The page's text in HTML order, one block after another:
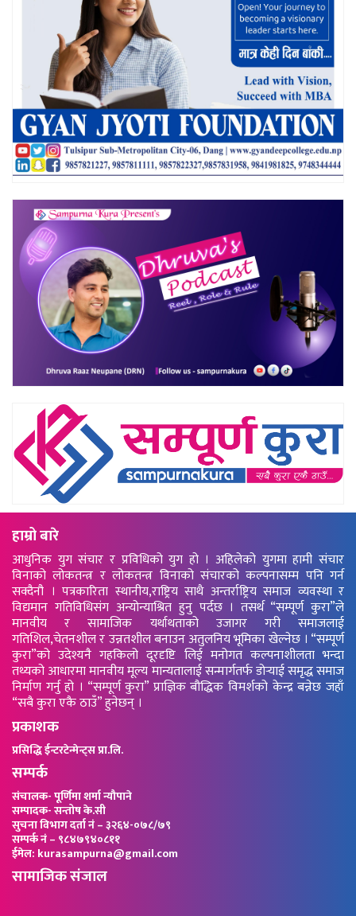
हाम्रो बारे
आधुनिक युग संचार र प्रविधिको युग हो । अहिलेको युगमा हामी संचार
विनाको लोकतन्त्र र लोकतन्त्र विनाको संचारको कल्पनासम्म पनि गर्न
सक्दैनौ । पत्रकारिता स्थानीय,राष्ट्रिय साथै अन्तर्राष्ट्रिय समाज व्यवस्था र
विद्यमान गतिविधिसंग अन्योन्याश्रित हुनु पर्दछ । तसर्थ “सम्पूर्ण कुरा”ले
मानवीय र सामाजिक यर्थाथताको उजागर गरी समाजलाई
गतिशिल,चेतनशील र उन्नतशील बनाउन अतुलनिय भूमिका खेल्नेछ । “सम्पूर्ण
कुरा”को उदेश्यनै गहकिलो दूरदृष्टि लिई मनोगत कल्पनाशीलता भन्दा
तथ्यको आधारमा मानवीय मूल्य मान्यतालाई सन्मार्गतर्फ डोर्‍याई समृद्ध समाज
निर्माण गर्नु हो । “सम्पूर्ण कुरा” प्राज्ञिक बौद्धिक विमर्शको केन्द्र बन्नेछ जहाँ
“सबै कुरा एकै ठाउँ” हुनेछन् ।
प्रकाशक
प्रसिद्धि ईन्टरटेन्मेन्ट्स प्रा.लि.
सम्पर्क
संचालक- पूर्णिमा शर्मा न्यौपाने
सम्पादक- सन्तोष के.सी
सुचना विभाग दर्ता नं – ३२६४-०७८/७९
सम्पर्क नं – ९८४७९४०८११
ईमेल: kurasampurna@gmail.com
सामाजिक संजाल